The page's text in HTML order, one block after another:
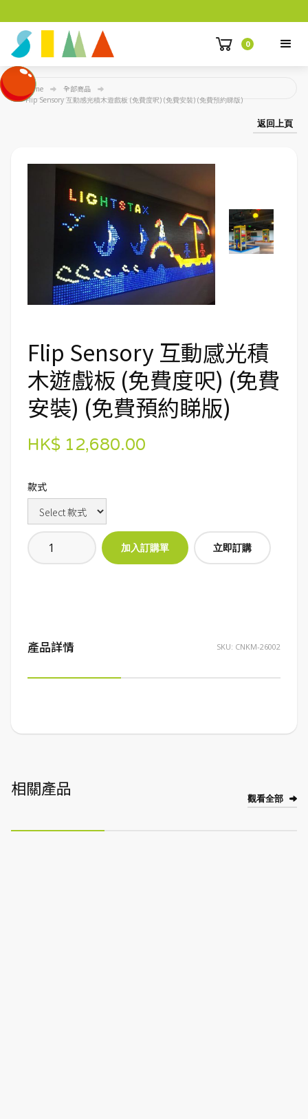
0
Home 全部商品
Flip Sensory 互動感光積木遊戲板 (免費度呎) (免費安裝) (免費預約睇版)
返回上頁
Flip Sensory 互動感光積
木遊戲板 (免費度呎) (免費
安裝) (免費預約睇版)
HK$ 12,680.00
款式
立即訂購
產品詳情 SKU: CNKM-26002
相關產品 觀看全部